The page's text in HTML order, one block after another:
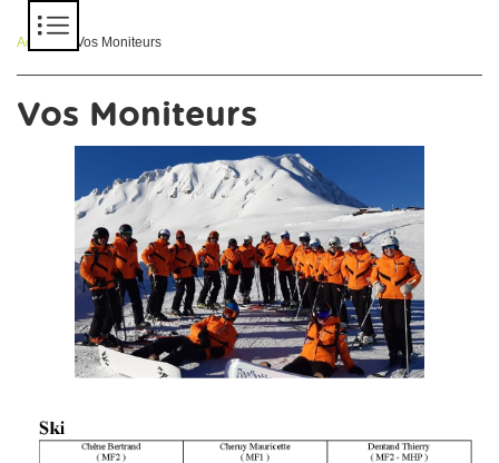
Accueil > Vos Moniteurs
Vos Moniteurs